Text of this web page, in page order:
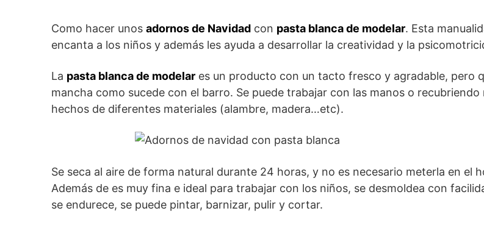
Como hacer unos adornos de Navidad con pasta blanca de modelar. Esta
encanta a los niños y además les ayuda a desarrollar la creatividad y la
La pasta blanca de modelar es un producto con un tacto fresco y agradable, pero
mancha como sucede con el barro. Se puede trabajar con las manos o recubriendo
hechos de diferentes materiales (alambre, madera…etc).
Se seca al aire de forma natural durante 24 horas, y no es necesario meterla en el
Además de es muy fina e ideal para trabajar con los niños, se desmoldea con
se endurece, se puede pintar, barnizar, pulir y cortar.